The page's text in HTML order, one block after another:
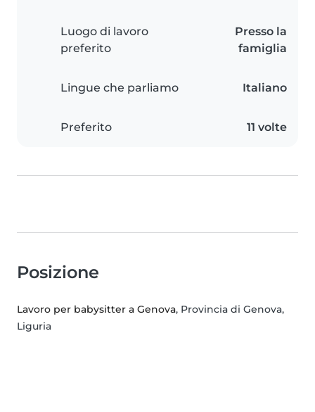
Luogo di lavoro
preferito
Presso la
famiglia
Lingue che parliamo Italiano
Preferito 11 volte
Posizione
Lavoro per babysitter a Genova, Provincia di Genova,
Liguria